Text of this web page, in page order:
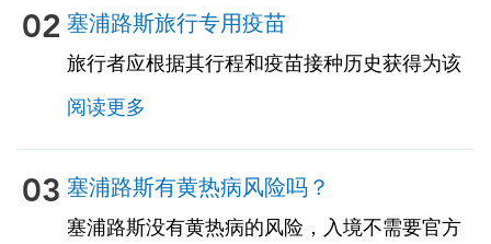
年人，以及所有患有慢性病或免疫功能低下的
成年人）
02 塞浦路斯旅行专用疫苗
旅行者应根据其行程和疫苗接种历史获得为该
国量身定制的旅行相关疫苗。见下文！
阅读更多
03 塞浦路斯有黄热病风险吗？
塞浦路斯没有黄热病的风险，入境不需要官方